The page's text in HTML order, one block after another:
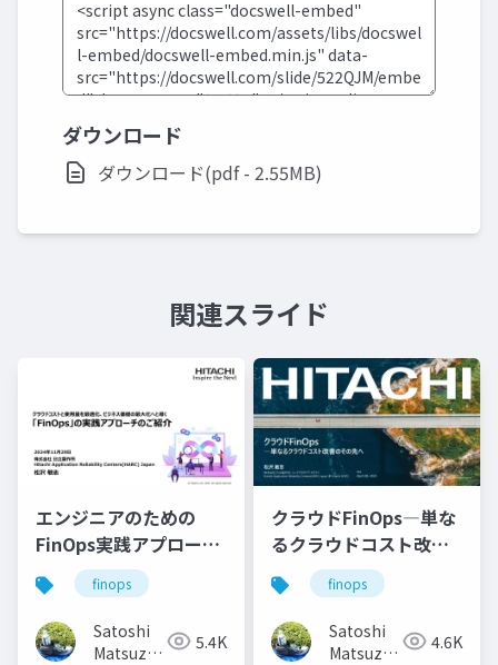
ダウンロード
ダウンロード(pdf - 2.55MB)
関連スライド
エンジニアのための
FinOps実践アプローチ
の紹介 #cncw2024
finops
Satoshi
Matsuzawa
5.4K
クラウドFinOps―単な
るクラウドコスト改善
の先へ
#Forkwell_Library
finops
Satoshi
Matsuzawa
4.6K